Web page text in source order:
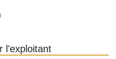
l'exploitant